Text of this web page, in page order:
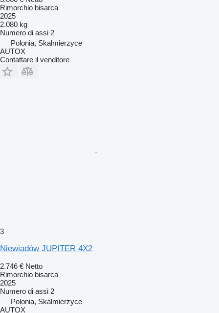
Rimorchio bisarca
2025
2.080 kg
Numero di assi 2
Polonia, Skalmierzyce
AUTOX
Contattare il venditore
3
Niewiadów JUPITER 4X2
2.746 € Netto
Rimorchio bisarca
2025
Numero di assi 2
Polonia, Skalmierzyce
AUTOX